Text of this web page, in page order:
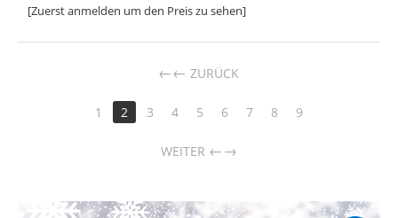
[Zuerst anmelden um den Preis zu sehen]
← ZURÜCK
1 2 3 4 5 6 7 8 9
WEITER →